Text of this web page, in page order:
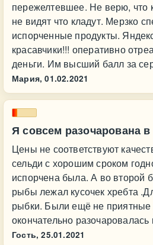
пережелтевшее. Не верю, что
не видят что кладут. Мерзко
испорченные продукты.
красавчики!!! оперативно
деньги. Им высший балл за
Мария, 01.02.2021
Я совсем разочарована
Цены не соответствуют
сельди с хорошим сроком
испорчена была. А во второй
рыбы лежал кусочек хребта
рыбки. Были ещё не
окончательно
Гость, 25.01.2021